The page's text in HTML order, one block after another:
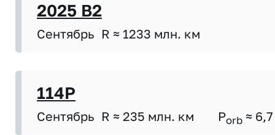
2025 B2
Сентябрь R ≈ 1233 млн. км
114P
Сентябрь R ≈ 235 млн. км Porb ≈ 6,7